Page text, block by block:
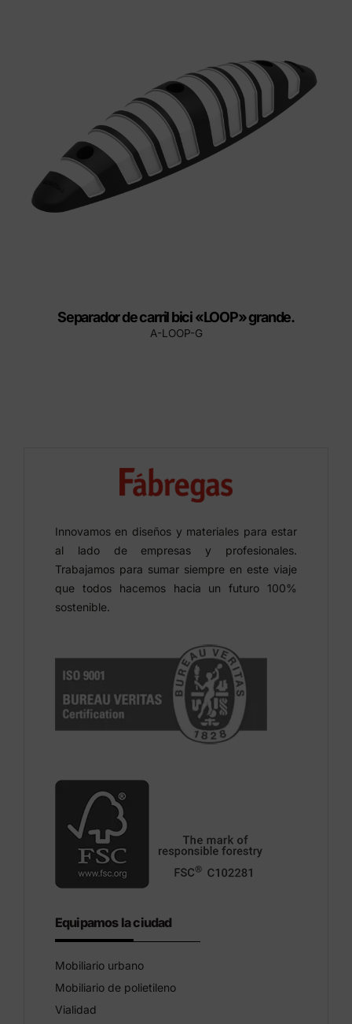
Separador de carril bici «LOOP» grande.
A-LOOP-G
Innovamos en diseños y materiales para estar
al lado de empresas y profesionales.
Trabajamos para sumar siempre en este viaje
que todos hacemos hacia un futuro 100%
sostenible.
Equipamos la ciudad
Mobiliario urbano
Mobiliario de polietileno
Vialidad